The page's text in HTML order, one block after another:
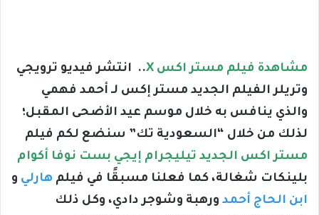
مشاهدة فيلم مستر اكس X
.. انتشر فيديو ترويجي
وتريلر الفيلم الجديد مستر إكس لـ أحمد فهمي
والذي ينافس به خلال موسم عيد الأضحى المقبل؛
لذلك من خلال “السعودية تك” سنضع لكم فيلم
مستر اكس الجديد تيليجرام إيجي بست نوفا أكوام
بلينكات شغالة، كما فعلنا مسبقًا في فيلم هارلي و
ابن الحاج أحمد ورهبة وشوجر دادي، وكل ذلك